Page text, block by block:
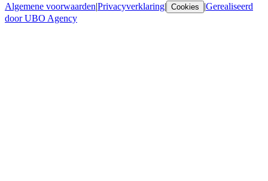
Algemene voorwaarden|Privacyverklaring| Cookies |Gerealiseerd
door UBO Agency